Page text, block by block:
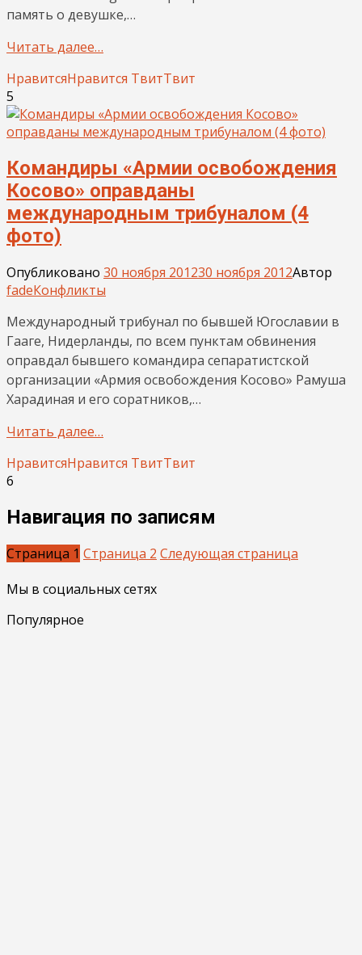
память о девушке,…
Читать далее…
НравитсяНравится ТвитТвит
5
Командиры «Армии освобождения
Косово» оправданы
международным трибуналом (4
фото)
Опубликовано 30 ноября 201230 ноября 2012Автор
fadeКонфликты
Международный трибунал по бывшей Югославии в
Гааге, Нидерланды, по всем пунктам обвинения
оправдал бывшего командира сепаратистской
организации «Армия освобождения Косово» Рамуша
Харадиная и его соратников,…
Читать далее…
НравитсяНравится ТвитТвит
6
Навигация по записям
Страница 1 Страница 2 Следующая страница
Мы в социальных сетях
Популярное